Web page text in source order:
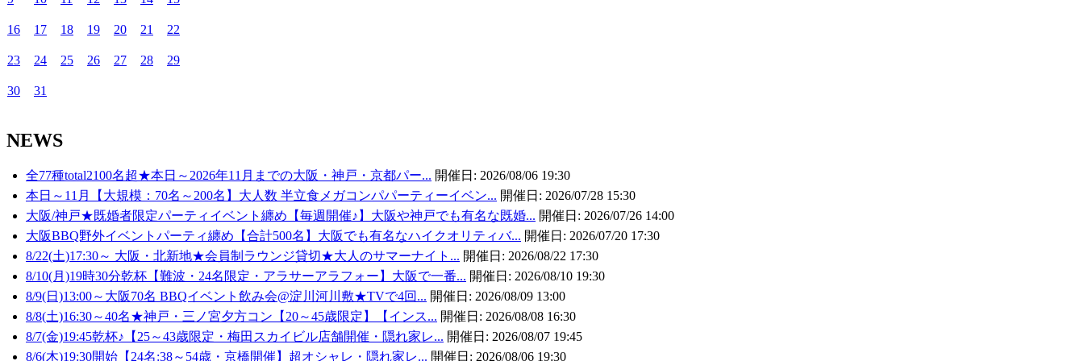
18
23
【既婚者限定・38歳～62歳】11/11(火)梅田19:30～既婚者だけの友達作りの交流会飲み会パーティー!席替えも有り!スパニッシュイタリアンアルバ
16 17 18 19 20 21 22
23 24 25 26 27 28 29
30 31
NEWS
全77種total2100名超★本日～2026年11月までの大阪・神戸・京都パー... 開催日: 2026/08/06 19:30
本日～11月【大規模：70名～200名】大人数 半立食メガコンパパーティーイベン... 開催日: 2026/07/28 15:30
大阪/神戸★既婚者限定パーティイベント纏め【毎週開催♪】大阪や神戸でも有名な既婚... 開催日: 2026/07/26 14:00
大阪BBQ野外イベントパーティ纏め【合計500名】大阪でも有名なハイクオリティバ... 開催日: 2026/07/20 17:30
8/22(土)17:30～ 大阪・北新地★会員制ラウンジ貸切★大人のサマーナイト... 開催日: 2026/08/22 17:30
8/10(月)19時30分乾杯【難波・24名限定・アラサーアラフォー】大阪で一番... 開催日: 2026/08/10 19:30
8/9(日)13:00～大阪70名 BBQイベント飲み会@淀川河川敷★TVで4回... 開催日: 2026/08/09 13:00
8/8(土)16:30～40名★神戸・三ノ宮夕方コン【20～45歳限定】【インス... 開催日: 2026/08/08 16:30
8/7(金)19:45乾杯♪【25～43歳限定・梅田スカイビル店舗開催・隠れ家レ... 開催日: 2026/08/07 19:45
8/6(木)19:30開始【24名:38～54歳・京橋開催】超オシャレ・隠れ家レ... 開催日: 2026/08/06 19:30